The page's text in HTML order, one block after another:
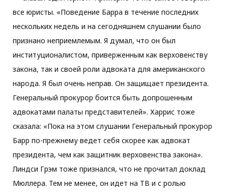
все юристы. «Поведение Барра в течение последних
нескольких недель и на сегодняшнем слушании было
признано неприемлемым. Я думал, что он был
институционалистом, приверженным как верховенству
закона, так и своей роли адвоката для американского
народа. Я был очень неправ. Он защищает президента.
Генеральный прокурор боится быть допрошенным
адвокатами палаты представителей». Харрис тоже
сказала: «Пока на этом слушании Генеральный прокурор
Барр по-прежнему ведет себя скорее как адвокат
президента, чем как защитник верховенства закона».
Линдси Грэм тоже признался, что не прочитал доклад
Мюллера. Тем не менее, он идет на ТВ и с ролью